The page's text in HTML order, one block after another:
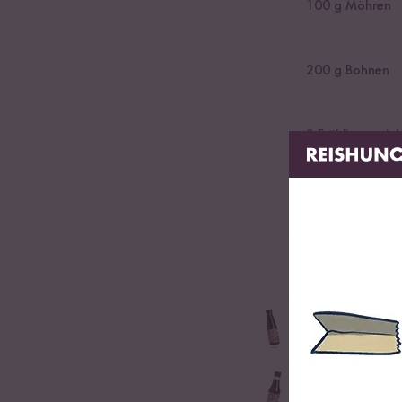
100g Möhren
200g Bohnen
2
10ml Ketjap
Original süße